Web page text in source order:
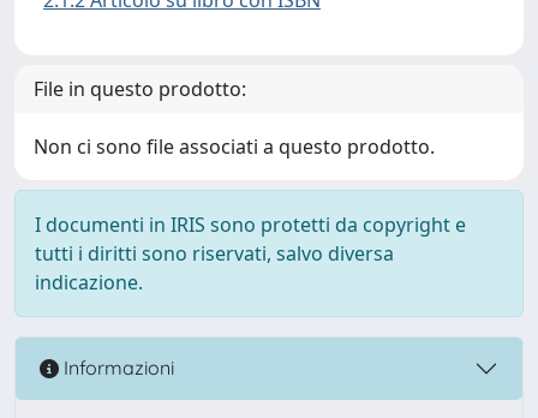
File in questo prodotto:
Non ci sono file associati a questo prodotto.
I documenti in IRIS sono protetti da copyright e
tutti i diritti sono riservati, salvo diversa
indicazione.
Informazioni